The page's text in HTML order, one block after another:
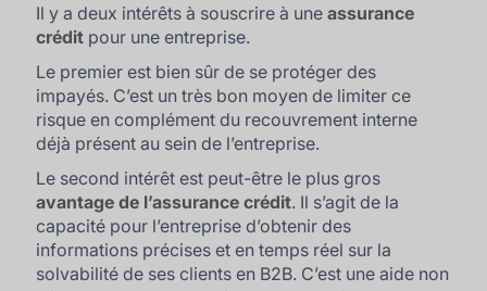
Il y a deux intérêts à souscrire à uneassurance
crédit pour une entreprise.
Le premier est bien sûr de se protéger des
impayés. C’est un très bon moyen de limiter ce
risque en complément du recouvrement interne
déjà présent au sein de l’entreprise.
Le second intérêt est peut-être le plus gros
avantage de l’assurance crédit. Il s’agit de la
capacité pour l’entreprise d’obtenir des
informations précises et en temps réel sur la
solvabilité de ses clients en B2B. C’est une aide non